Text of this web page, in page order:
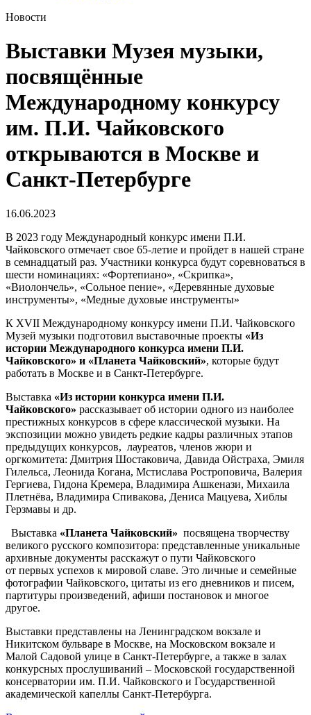
Новости
Выставки Музея музыки,
посвящённые
Международному конкурсу
им. П.И. Чайковского
открываются в Москве и
Санкт-Петербурге
16.06.2023
В 2023 году Международный конкурс имени П.И.
Чайковского отмечает свое 65-летие и пройдет в нашей стране
в семнадцатый раз. Участники конкурса будут соревноваться в
шести номинациях: «Фортепиано», «Скрипка»,
«Виолончель», «Сольное пение», «Деревянные духовые
инструменты», «Медные духовые инструменты»
К XVII Международному конкурсу имени П.И. Чайковского
Музей музыки подготовил выставочные проекты «Из
истории Международного конкурса имени П.И.
Чайковского» и «Планета Чайковский», которые будут
работать в Москве и в Санкт-Петербурге.
Выставка «Из истории конкурса имени П.И.
Чайковского» рассказывает об истории одного из наиболее
престижных конкурсов в сфере классической музыки. На
экспозиции можно увидеть редкие кадры различных этапов
предыдущих конкурсов, лауреатов, членов жюри и
оргкомитета: Дмитрия Шостаковича, Давида Ойстраха, Эмиля
Гилельса, Леонида Когана, Мстислава Ростроповича, Валерия
Гергиева, Гидона Кремера, Владимира Ашкенази, Михаила
Плетнёва, Владимира Спивакова, Дениса Мацуева, Хиблы
Герзмавы и др.
Выставка «Планета Чайковский» посвящена творчеству
великого русского композитора: представленные уникальные
архивные документы расскажут о пути Чайковского
от первых успехов к мировой славе. Это личные и семейные
фотографии Чайковского, цитаты из его дневников и писем,
партитуры произведений, афиши постановок и многое
другое.
Выставки представлены на Ленинградском вокзале и
Никитском бульваре в Москве, на Московском вокзале и
Малой Садовой улице в Санкт-Петербурге, а также в залах
конкурсных прослушиваний – Московской государственной
консерватории им. П.И. Чайковского и Государственной
академической капеллы Санкт-Петербурга.